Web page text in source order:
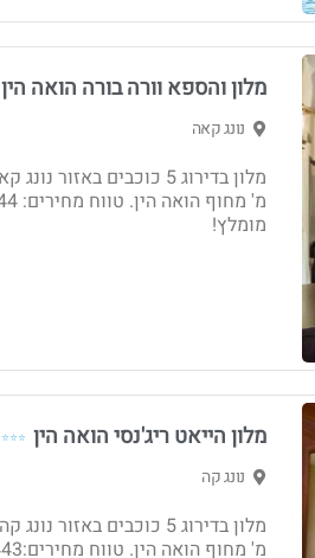
מלון והספא וורה בורה הואה הין
נונג קאה
מומלץ!
מלון הייאט ריג'נסי הואה הין
נונג קה